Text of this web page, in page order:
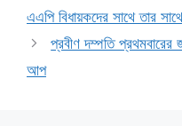
এএপি বিধায়কদের সাথে তার
প্রবীণ দম্পতি
আপ